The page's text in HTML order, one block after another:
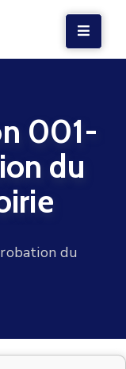
001-
du
du